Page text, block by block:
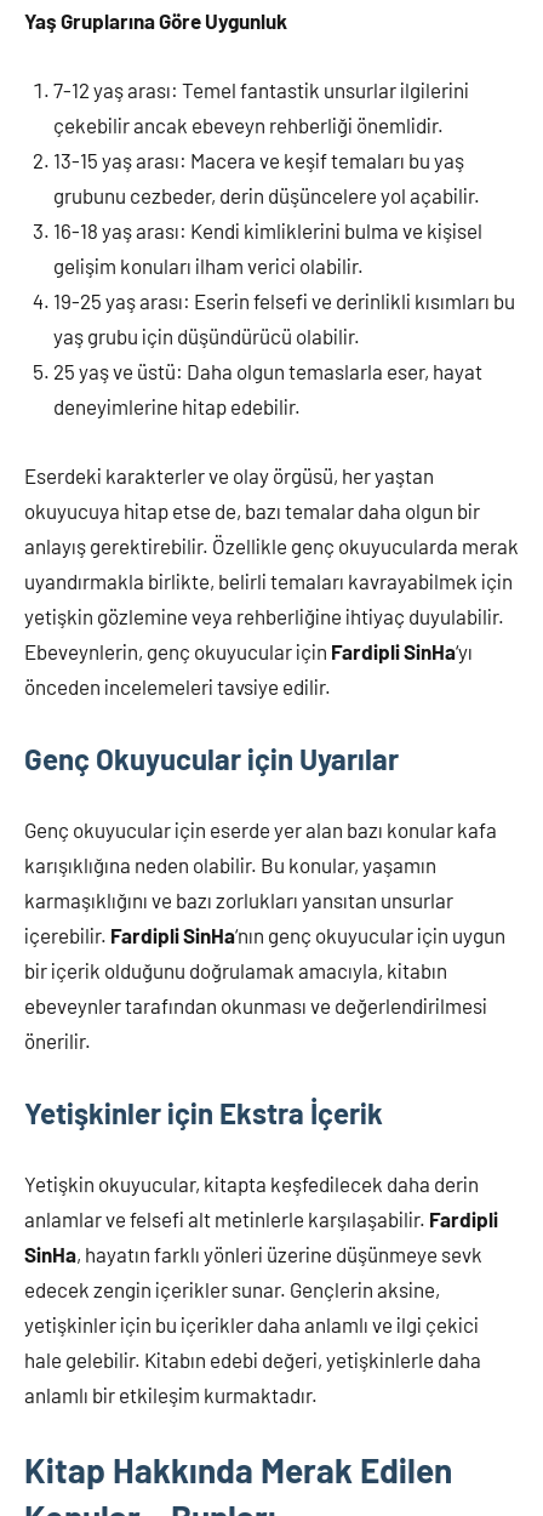
Yaş Gruplarına Göre Uygunluk
7-12 yaş arası: Temel fantastik unsurlar ilgilerini
çekebilir ancak ebeveyn rehberliği önemlidir.
13-15 yaş arası: Macera ve keşif temaları bu yaş
grubunu cezbeder, derin düşüncelere yol açabilir.
16-18 yaş arası: Kendi kimliklerini bulma ve kişisel
gelişim konuları ilham verici olabilir.
19-25 yaş arası: Eserin felsefi ve derinlikli kısımları bu
yaş grubu için düşündürücü olabilir.
25 yaş ve üstü: Daha olgun temaslarla eser, hayat
deneyimlerine hitap edebilir.
Eserdeki karakterler ve olay örgüsü, her yaştan
okuyucuya hitap etse de, bazı temalar daha olgun bir
anlayış gerektirebilir. Özellikle genç okuyucularda merak
uyandırmakla birlikte, belirli temaları kavrayabilmek için
yetişkin gözlemine veya rehberliğine ihtiyaç duyulabilir.
Ebeveynlerin, genç okuyucular için Fardipli SinHa‘yı
önceden incelemeleri tavsiye edilir.
Genç Okuyucular için Uyarılar
Genç okuyucular için eserde yer alan bazı konular kafa
karışıklığına neden olabilir. Bu konular, yaşamın
karmaşıklığını ve bazı zorlukları yansıtan unsurlar
içerebilir. Fardipli SinHa‘nın genç okuyucular için uygun
bir içerik olduğunu doğrulamak amacıyla, kitabın
ebeveynler tarafından okunması ve değerlendirilmesi
önerilir.
Yetişkinler için Ekstra İçerik
Yetişkin okuyucular, kitapta keşfedilecek daha derin
anlamlar ve felsefi alt metinlerle karşılaşabilir. Fardipli
SinHa, hayatın farklı yönleri üzerine düşünmeye sevk
edecek zengin içerikler sunar. Gençlerin aksine,
yetişkinler için bu içerikler daha anlamlı ve ilgi çekici
hale gelebilir. Kitabın edebi değeri, yetişkinlerle daha
anlamlı bir etkileşim kurmaktadır.
Kitap Hakkında Merak Edilen